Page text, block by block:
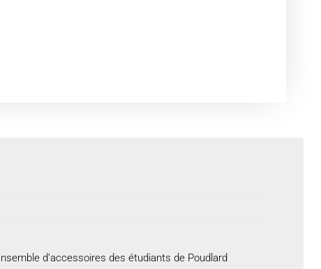
d’accessoires des étudiants de Poudlard